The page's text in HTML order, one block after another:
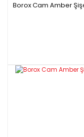
Borox Cam Amber